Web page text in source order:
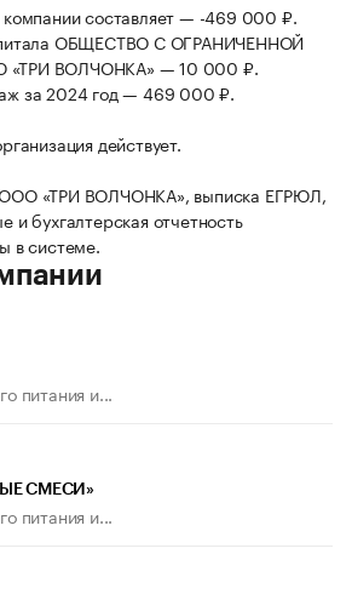
составляет — -469 000 ₽.
ОБЩЕСТВО С ОГРАНИЧЕННОЙ
ВОЛЧОНКА» — 10 000 ₽.
за 2024 год — 469 000 ₽.
действует.
«ТРИ ВОЛЧОНКА», выписка ЕГРЮЛ,
и бухгалтерская отчетность
в системе.
питания и...
СМЕСИ»
питания и...